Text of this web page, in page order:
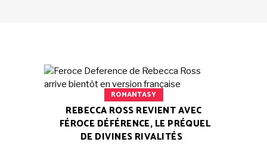
ROMANTASY
REBECCA ROSS REVIENT AVEC
FÉROCE DÉFÉRENCE, LE PRÉQUEL
DE DIVINES RIVALITÉS